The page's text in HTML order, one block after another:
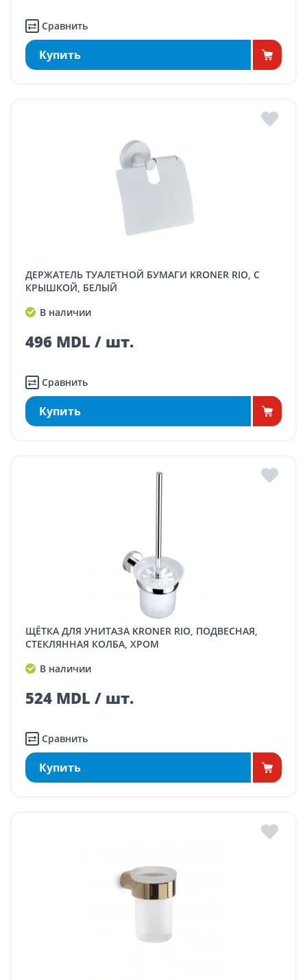
Сравнить
Купить
ДЕРЖАТЕЛЬ ТУАЛЕТНОЙ БУМАГИ KRONER RIO, С
КРЫШКОЙ, БЕЛЫЙ
В наличии
496 MDL / шт.
Сравнить
Купить
ЩЁТКА ДЛЯ УНИТАЗА KRONER RIO, ПОДВЕСНАЯ,
СТЕКЛЯННАЯ КОЛБА, ХРОМ
В наличии
524 MDL / шт.
Сравнить
Купить